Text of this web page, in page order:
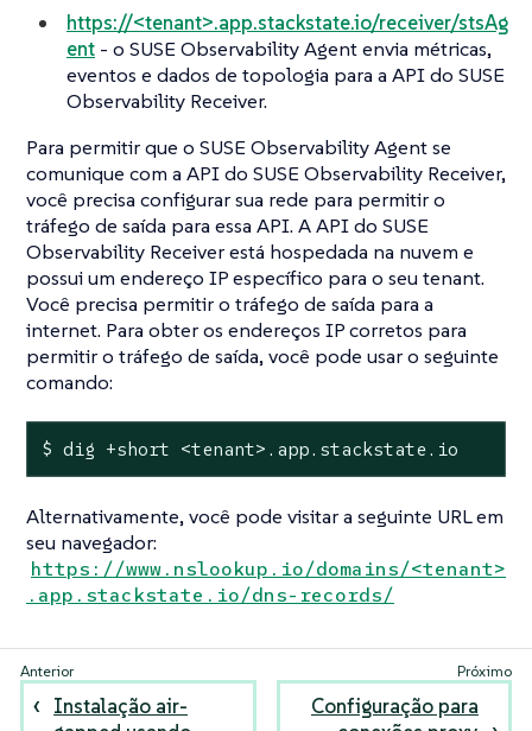
https://<tenant>.app.stackstate.io/receiver/stsAg
ent - o SUSE Observability Agent envia métricas,
eventos e dados de topologia para a API do SUSE
Observability Receiver.
Para permitir que o SUSE Observability Agent se
comunique com a API do SUSE Observability Receiver,
você precisa configurar sua rede para permitir o
tráfego de saída para essa API. A API do SUSE
Observability Receiver está hospedada na nuvem e
possui um endereço IP específico para o seu tenant.
Você precisa permitir o tráfego de saída para a
internet. Para obter os endereços IP corretos para
permitir o tráfego de saída, você pode usar o seguinte
comando:
$ dig +short <tenant>.app.stackstate.io
Alternativamente, você pode visitar a seguinte URL em
seu navegador:
https://www.nslookup.io/domains/<tenant>
.app.stackstate.io/dns-records/
Instalação air-
Configuração para